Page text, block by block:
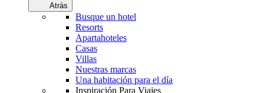
Atrás
Busque un hotel
Resorts
Apartahoteles
Casas
Villas
Nuestras marcas
Una habitación para el día
Inspiración Para Viajes